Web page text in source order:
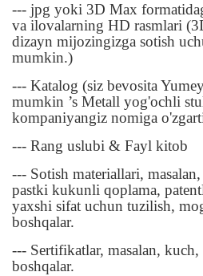
--- jpg yoki 3D Max
va ilovalarning HD rasmlari
dizayn mijozingizga sotish
mumkin.)
--- Katalog (siz bevosita
mumkin ’s Metall yog'ochli
kompaniyangiz nomiga
--- Rang uslubi & Fayl kitob
--- Sotish materiallari,
pastki kukunli qoplama,
yaxshi sifat uchun tuzilish,
boshqalar.
--- Sertifikatlar, masalan,
boshqalar.